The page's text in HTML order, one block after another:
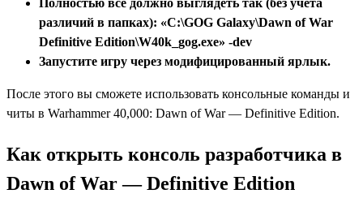
различий в папках): «C:\GOG Galaxy\Dawn of War
Definitive Edition\W40k_gog.exe» -dev
Запустите игру через модифицированный ярлык.
После этого вы сможете использовать консольные команды и
читы в Warhammer 40,000: Dawn of War — Definitive Edition.
Как открыть консоль разработчика в
Dawn of War — Definitive Edition